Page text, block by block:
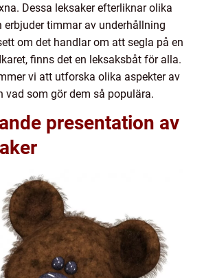
Dessa leksaker efterliknar olika
erbjuder timmar av underhållning
om det handlar om att segla på en
finns det en leksaksbåt för alla.
vi att utforska olika aspekter av
vad som gör dem så populära.
presentation av